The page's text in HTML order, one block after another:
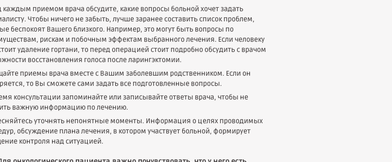
каждым приемом врача обсудите, какие вопросы больной хочет задать
Чтобы ничего не забыть, лучше заранее составить список проблем,
беспокоят Вашего близкого. Например, это могут быть вопросы по
рискам и побочным эффектам выбранного лечения. Если человеку
удаление гортани, то перед операцией стоит подробно обсудить с врачом
восстановления голоса после ларингэктомии.
приемы врача вместе с Вашим заболевшим родственником. Если он
то Вы сможете сами задать все подготовленные вопросы.
консультации запоминайте или записывайте ответы врача, чтобы не
важную информацию по лечению.
уточнять непонятные моменты. Информация о целях проводимых
обсуждение плана лечения, в котором участвует больной, формирует
контроля над ситуацией.